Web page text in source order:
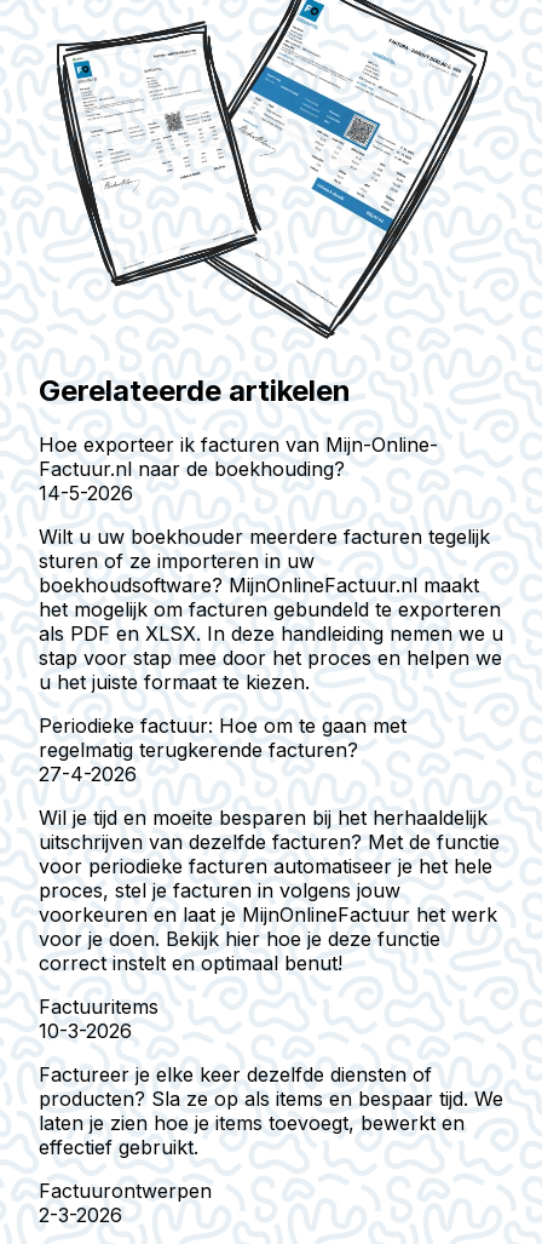
Gerelateerde artikelen
Hoe exporteer ik facturen van Mijn-Online-
Factuur.nl naar de boekhouding?
14-5-2026
Wilt u uw boekhouder meerdere facturen tegelijk
sturen of ze importeren in uw
boekhoudsoftware? MijnOnlineFactuur.nl maakt
het mogelijk om facturen gebundeld te exporteren
als PDF en XLSX. In deze handleiding nemen we u
stap voor stap mee door het proces en helpen we
u het juiste formaat te kiezen.
Periodieke factuur: Hoe om te gaan met
regelmatig terugkerende facturen?
27-4-2026
Wil je tijd en moeite besparen bij het herhaaldelijk
uitschrijven van dezelfde facturen? Met de functie
voor periodieke facturen automatiseer je het hele
proces, stel je facturen in volgens jouw
voorkeuren en laat je MijnOnlineFactuur het werk
voor je doen. Bekijk hier hoe je deze functie
correct instelt en optimaal benut!
Factuuritems
10-3-2026
Factureer je elke keer dezelfde diensten of
producten? Sla ze op als items en bespaar tijd. We
laten je zien hoe je items toevoegt, bewerkt en
effectief gebruikt.
Factuurontwerpen
2-3-2026